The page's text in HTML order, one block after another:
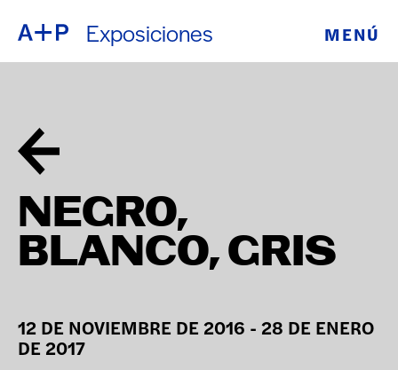
Exposiciones MENÚ
ACERCA DE
EDUCACIÓN
JUVENTUD
DE CRIANZA
PÚBLICOS
ENGLISH
ESPAÑOL
普通话
日本語
NEGRO,
BLANCO, GRIS
12 DE NOVIEMBRE DE 2016 - 28 DE ENERO
DE 2017